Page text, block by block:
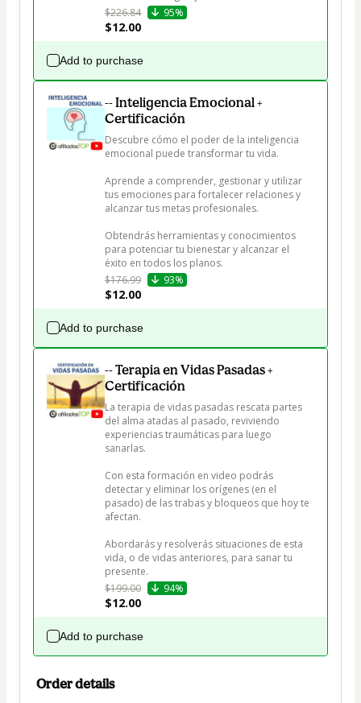
$226.84
95%
$12.00
Add to purchase
-- Inteligencia Emocional +
Certificación
Descubre cómo el poder de la inteligencia
emocional puede transformar tu vida.
Aprende a comprender, gestionar y utilizar
tus emociones para fortalecer relaciones y
alcanzar tus metas profesionales.
Obtendrás herramientas y conocimientos
para potenciar tu bienestar y alcanzar el
éxito en todos los planos.
$176.99
93%
$12.00
Add to purchase
-- Terapia en Vidas Pasadas +
Certificación
La terapia de vidas pasadas rescata partes
del alma atadas al pasado, reviviendo
experiencias traumáticas para luego
sanarlas.
Con esta formación en video podrás
detectar y eliminar los orígenes (en el
pasado) de las trabas y bloqueos que hoy te
afectan.
Abordarás y resolverás situaciones de esta
vida, o de vidas anteriores, para sanar tu
presente.
$199.00
94%
$12.00
Add to purchase
Order details